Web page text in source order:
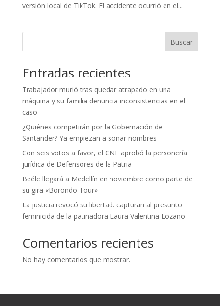
versión local de TikTok. El accidente ocurrió en el...
Buscar
Entradas recientes
Trabajador murió tras quedar atrapado en una
máquina y su familia denuncia inconsistencias en el
caso
¿Quiénes competirán por la Gobernación de
Santander? Ya empiezan a sonar nombres
Con seis votos a favor, el CNE aprobó la personería
jurídica de Defensores de la Patria
Beéle llegará a Medellín en noviembre como parte de
su gira «Borondo Tour»
La justicia revocó su libertad: capturan al presunto
feminicida de la patinadora Laura Valentina Lozano
Comentarios recientes
No hay comentarios que mostrar.